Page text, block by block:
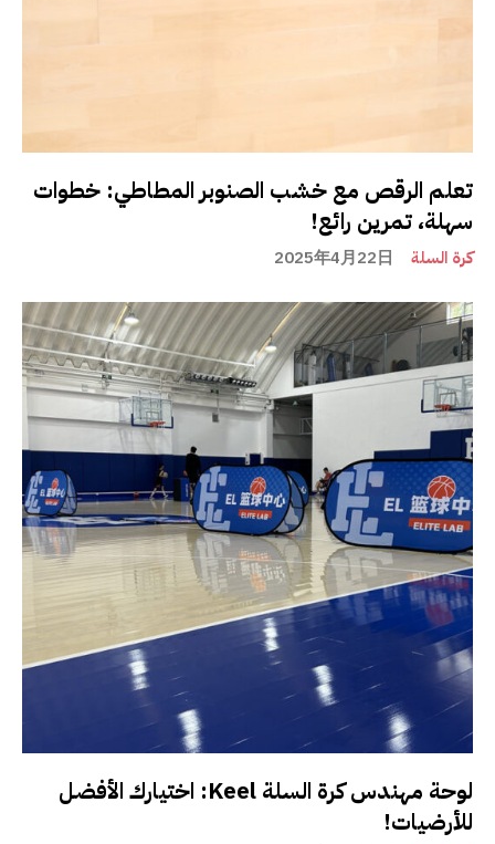
تعلم الرقص مع خشب الصنوبر المطاطي: خطوات
سهلة، تمرين رائع!
كرة السلة 2025年4月22日
لوحة مهندس كرة السلة Keel: اختيارك الأفضل
للأرضيات!